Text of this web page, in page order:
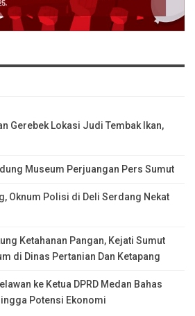
Gerebek Lokasi Judi Tembak Ikan,
Museum Perjuangan Pers Sumut
Oknum Polisi di Deli Serdang Nekat
Ketahanan Pangan, Kejati Sumut
di Dinas Pertanian Dan Ketapang
ke Ketua DPRD Medan Bahas
Potensi Ekonomi